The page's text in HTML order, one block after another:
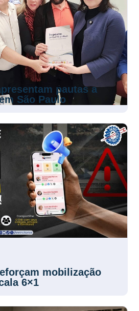
pautas a
São Paulo
mobilização
6×1